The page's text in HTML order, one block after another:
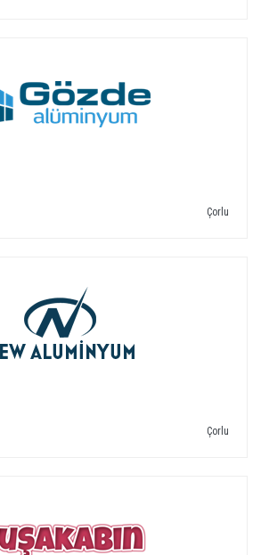
Çorlu
Çorlu